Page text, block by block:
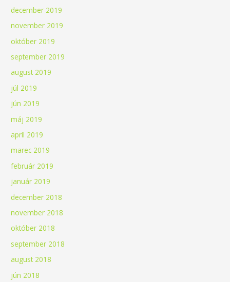
december 2019
november 2019
október 2019
september 2019
august 2019
júl 2019
jún 2019
máj 2019
apríl 2019
marec 2019
február 2019
január 2019
december 2018
november 2018
október 2018
september 2018
august 2018
jún 2018